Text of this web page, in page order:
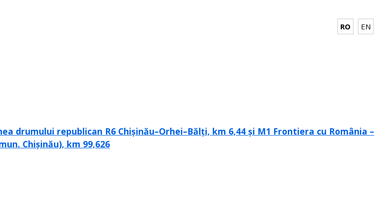
RO EN
drumului republican R6 Chișinău–Orhei–Bălți, km 6,44 și M1 Frontiera cu România –
Chișinău), km 99,626